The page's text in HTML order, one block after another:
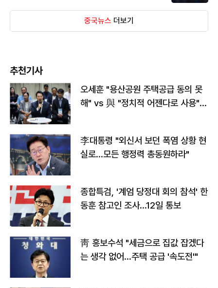
중국뉴스 더보기
추천기사
오세훈 "용산공원 주택공급 동의 못
해" vs 與 "정치적 어젠다로 사용"
李대통령 "외신서 보던 폭염 상황 현
실로…모든 행정력 총동원하라"
종합특검, '계엄 당정대 회의 참석' 한
동훈 참고인 조사...12일 통보
靑 홍보수석 "세금으로 집값 잡겠다
는 생각 없어…주택 공급 '속도전'"